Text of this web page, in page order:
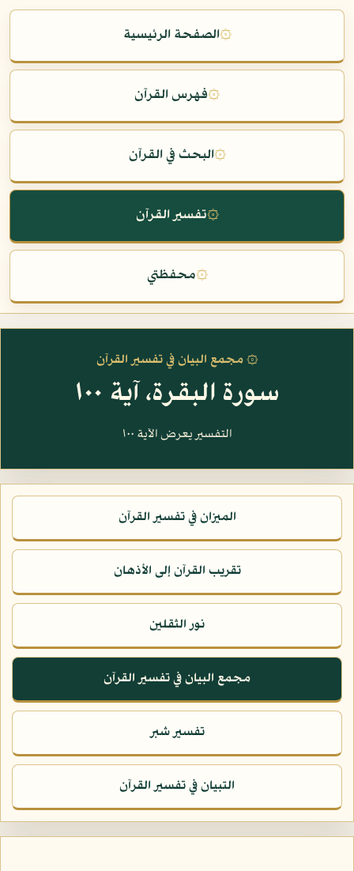
۞الصفحة الرئيسية
۞فهرس القرآن
۞البحث في القرآن
۞تفسير القرآن
۞محفظتي
۞ مجمع البيان في تفسير القرآن
سورة البقرة، آية ١٠٠
التفسير يعرض الآية ١٠٠
الميزان في تفسير القرآن
تقريب القرآن إلى الأذهان
نور الثقلين
مجمع البيان في تفسير القرآن
تفسير شبر
التبيان في تفسير القرآن